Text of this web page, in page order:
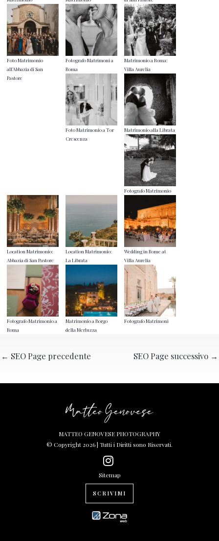
Foto Matrimonio
all’Abbazia di San
Pastore
Fotografo Matrimoni a
Roma
Matrimonio a Roma:
Villa Aurelia
Foto Matrimonio a Tor
Crescenza
Matrimonio alla Librata
Fotografo Matrimonio
Location Matrimonio:
Abbazia di San Pastore
Location Matrimonio:
La Librata
Wedding in Rome at
Villa Aurelia
Fotografo Matrimonio a
Roma
Matrimonio a Borgo
della Merluzza
Fotografo Matrimoni
← SEO Page precedente SEO Page successivo →
MATTEO GENOVESE PHOTOGRAPHY
© Copyright 2026 | Tutti i Diritti sono Riservati.
Sitemap
SCRIVIMI